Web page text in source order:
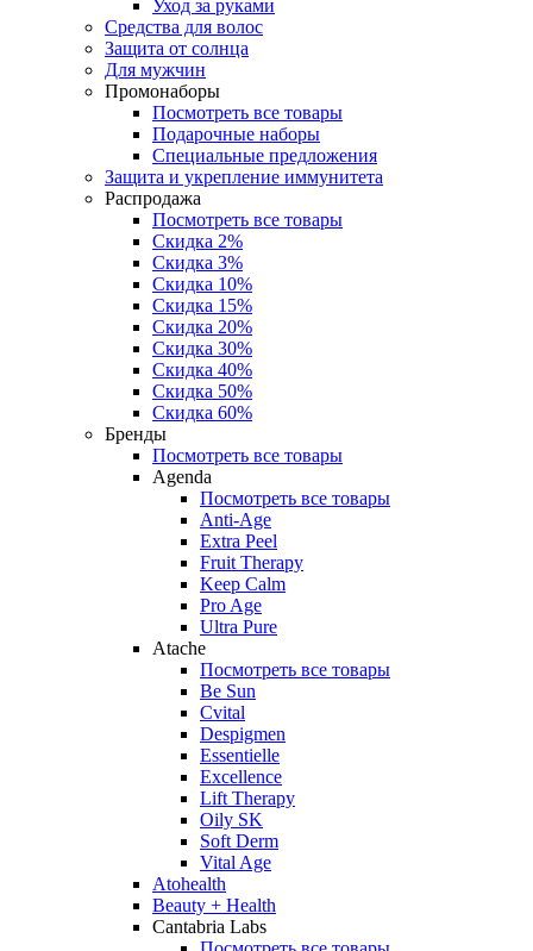
Уход за руками
Средства для волос
Защита от солнца
Для мужчин
Промонаборы
Посмотреть все товары
Подарочные наборы
Специальные предложения
Защита и укрепление иммунитета
Распродажа
Посмотреть все товары
Скидка 2%
Скидка 3%
Скидка 10%
Скидка 15%
Скидка 20%
Скидка 30%
Скидка 40%
Скидка 50%
Скидка 60%
Бренды
Посмотреть все товары
Agenda
Посмотреть все товары
Anti‑Age
Extra Peel
Fruit Therapy
Keep Calm
Pro Age
Ultra Pure
Atache
Посмотреть все товары
Be Sun
Cvital
Despigmen
Essentielle
Excellence
Lift Therapy
Oily SK
Soft Derm
Vital Age
Atohealth
Beauty + Health
Cantabria Labs